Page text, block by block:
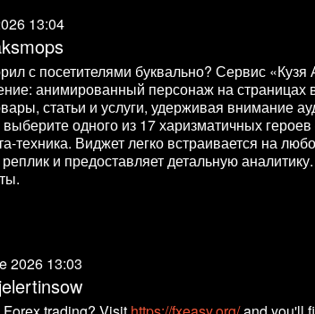
13:04
с посетителями буквально? Сервис «Кузя
анимированный персонаж на страницах
статьи и услуги, удерживая внимание
одного из 17 харизматичных
техника. Виджет легко встраивается на
и предоставляет детальную
2026 13:03